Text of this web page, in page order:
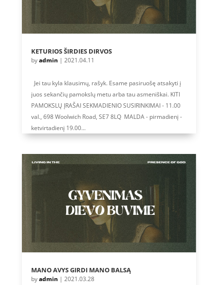
KETURIOS ŠIRDIES DIRVOS
byadmin | 2021.04.11
Jei tau kyla klausimų, rašyk. Esame pasiruošę atsakyti į
juos sekančių pamokslų metu arba tau asmeniškai. KITI
PAMOKSLŲ ĮRAŠAI SEKMADIENIO SUSIRINKIMAI - 11.00
val., 698 Woolwich Road, SE7 8LQ MALDA - pirmadienį -
ketvirtadienį 19.00...
MANO AVYS GIRDI MANO BALSĄ
byadmin | 2021.03.28